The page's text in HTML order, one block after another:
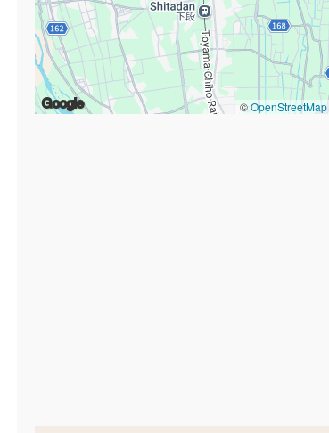
Google ©OpenStreetMap